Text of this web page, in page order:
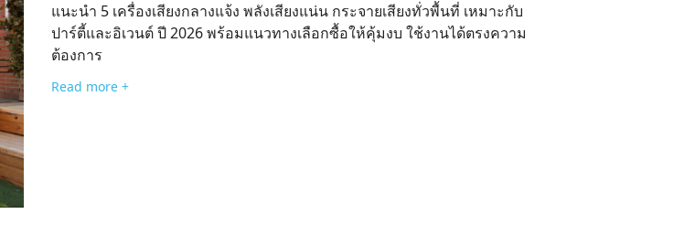
แนะนำ 5 เครื่องเสียงกลางแจ้ง พลังเสียงแน่น กระจายเสียงทั่วพื้นที่ เหมาะกับ
ปาร์ตี้และอิเวนต์ ปี 2026 พร้อมแนวทางเลือกซื้อให้คุ้มงบ ใช้งานได้ตรงความ
ต้องการ
Read more +